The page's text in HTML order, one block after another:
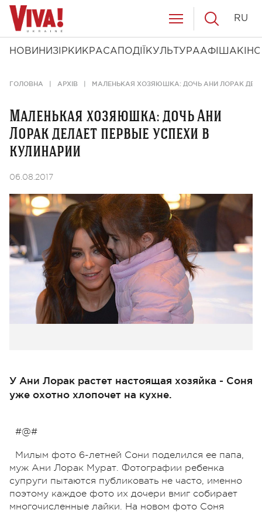
НОВИНИ ЗІРКИ КРАСА ПОДІЇ КУЛЬТУРААФІША КІНО
RU
ГОЛОВНА АРХІВ МАЛЕНЬКАЯ ХОЗЯЮШКА: ДОЧЬ АНИ ЛОРАК
Маленькая хозяюшка: дочь Ани
Лорак делает первые успехи в
кулинарии
06.08.2017
У Ани Лорак растет настоящая хозяйка - Соня
уже охотно хлопочет на кухне.
#@#
Милым фото 6-летней Сони поделился ее папа,
муж Ани Лорак Мурат. Фотографии ребенка
супруги пытаются публиковать не часто, именно
поэтому каждое фото их дочери вмиг собирает
многочисленные лайки. На новом фото Соня